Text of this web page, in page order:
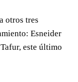
otros tres
Esneider
este último